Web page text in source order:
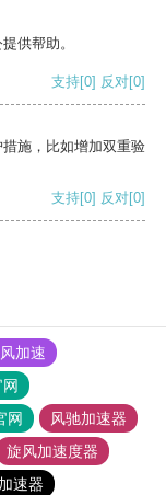
供帮助。
支持[0] 反对[0]
施，比如增加双重验
支持[0] 反对[0]
加速
网
风驰加速器
旋风加速度器
速器